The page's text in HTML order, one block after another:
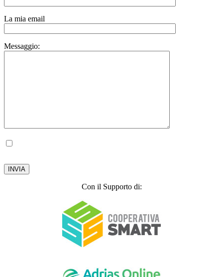
La mia email
Messaggio:
Con il Supporto di: